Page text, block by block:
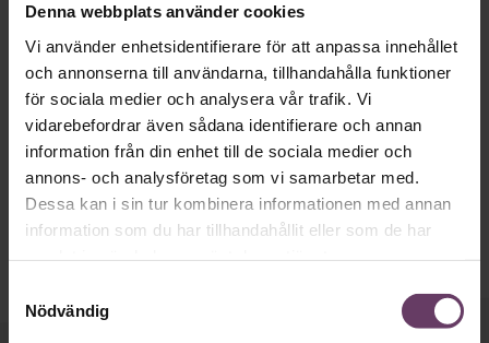
Denna webbplats använder cookies
Vi använder enhetsidentifierare för att anpassa innehållet
och annonserna till användarna, tillhandahålla funktioner
för sociala medier och analysera vår trafik. Vi
vidarebefordrar även sådana identifierare och annan
information från din enhet till de sociala medier och
annons- och analysföretag som vi samarbetar med.
Dessa kan i sin tur kombinera informationen med annan
information som du har tillhandahållit eller som de har
Nödvändig
Karriär
Sveriges mest attraktiva arbetsgivare
2024: Lön och förmåner toppar
Nygamla vinnaren Ikea koras till Sveriges mest attraktiva
arbetsgivare 2024. Dessutom har tre nykomlingar tagit sig in
på topp tio-listan.